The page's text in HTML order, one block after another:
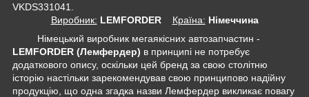
VKDS331041.
Виробник: LEMFORDER Крaїна: Німеччина
Німецький виробник мегаякісних автозапчастин -
LEMFORDER (Лемфердер) в принципі не потребує
додаткового опису, оскільки цей бренд за свою столітню
історію настільки зарекомендував свою принципово надійну
продукцію, що одна згадка назви Лемфердер викликає повагу